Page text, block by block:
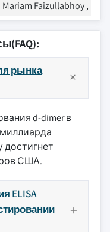
Mariam Faizullabhoy ,
рынка
d-dimer в
миллиарда
достигнет
США.
ELISA